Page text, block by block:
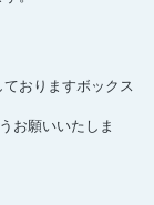
おりますボックス
お願いいたしま